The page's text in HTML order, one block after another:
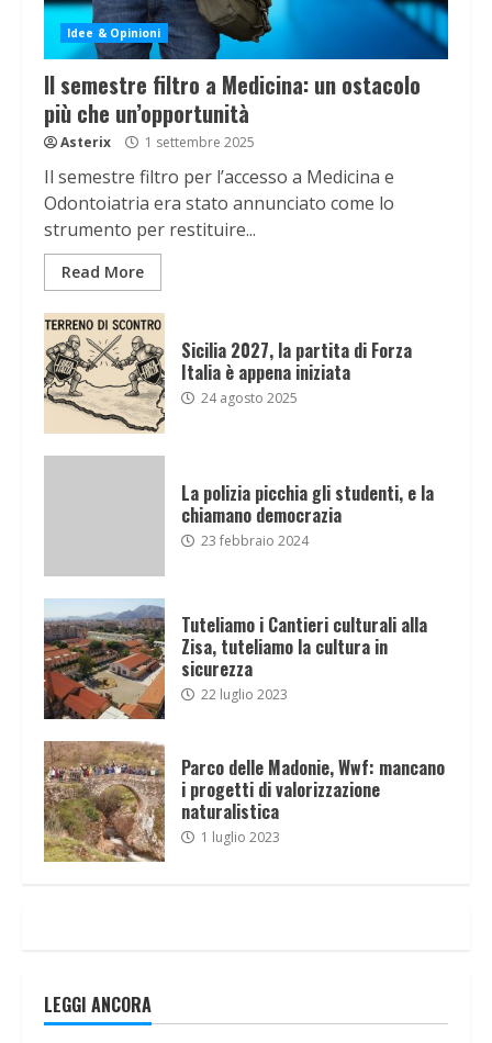
Idee & Opinioni
Il semestre filtro a Medicina: un ostacolo
più che un’opportunità
Asterix 1 settembre 2025
Il semestre filtro per l’accesso a Medicina e
Odontoiatria era stato annunciato come lo
strumento per restituire...
Read More
Sicilia 2027, la partita di Forza
Italia è appena iniziata
24 agosto 2025
La polizia picchia gli studenti, e la
chiamano democrazia
23 febbraio 2024
Tuteliamo i Cantieri culturali alla
Zisa, tuteliamo la cultura in
sicurezza
22 luglio 2023
Parco delle Madonie, Wwf: mancano
i progetti di valorizzazione
naturalistica
1 luglio 2023
LEGGI ANCORA